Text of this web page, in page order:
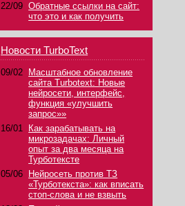
22/09 Обратные ссылки на сайт:
что это и как получить
Новости TurboText
09/02
Масштабное обновление
сайта Turbotext: Новые
нейросети, интерфейс,
функция «улучшить
запрос»»
16/01
Как зарабатывать на
микрозадачах: Личный
опыт за два месяца на
Турботексте
05/06
Нейросеть против ТЗ
«Турботекста»: как вписать
стоп-слова и не взвыть